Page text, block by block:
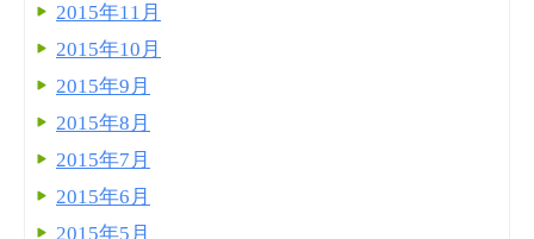
2015年11月
2015年10月
2015年9月
2015年8月
2015年7月
2015年6月
2015年5月